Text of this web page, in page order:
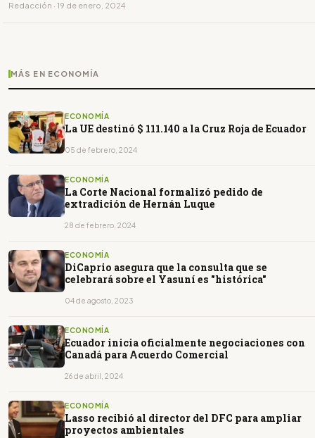
Redacción · 19 de enero, 2024
MÁS EN ECONOMÍA
ECONOMÍA
La UE destinó $ 111.140 a la Cruz Roja de Ecuador
05 de febrero, 2024
ECONOMÍA
La Corte Nacional formalizó pedido de
extradición de Hernán Luque
28 de febrero, 2024
ECONOMÍA
DiCaprio asegura que la consulta que se
celebrará sobre el Yasuní es "histórica"
04 de agosto, 2023
ECONOMÍA
Ecuador inicia oficialmente negociaciones con
Canadá para Acuerdo Comercial
26 de abril, 2024
ECONOMÍA
Lasso recibió al director del DFC para ampliar
proyectos ambientales